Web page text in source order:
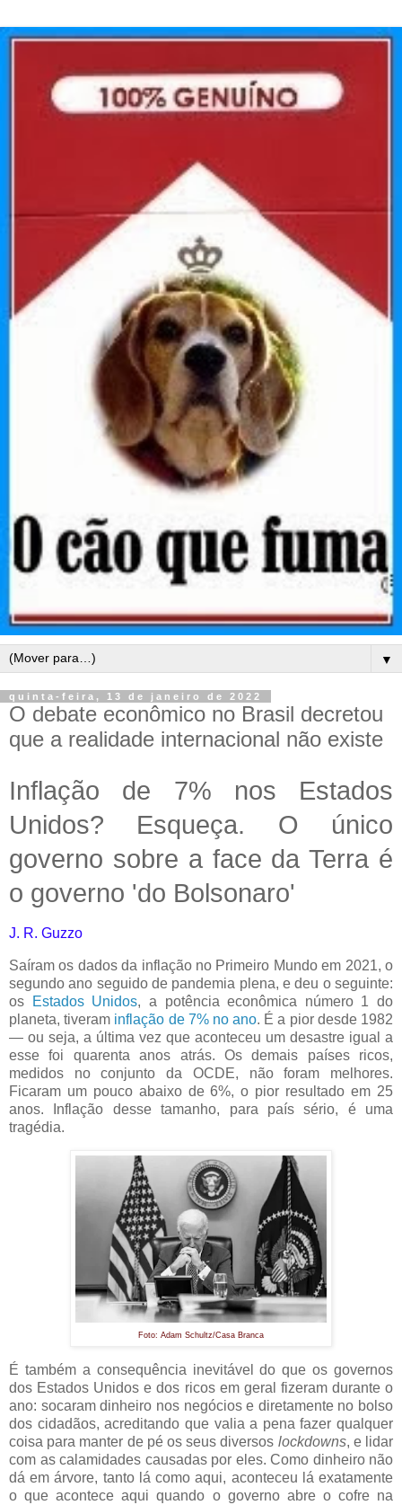
▼
quinta-feira, 13 de janeiro de 2022
O debate econômico no Brasil decretou
que a realidade internacional não existe
Inflação de 7% nos Estados
Unidos? Esqueça. O único
governo sobre a face da Terra é
o governo 'do Bolsonaro'
J. R. Guzzo
Saíram os dados da inflação no Primeiro Mundo em 2021, o
segundo ano seguido de pandemia plena, e deu o seguinte:
os
Estados Unidos, a potência econômica número 1 do
planeta, tiveram inflação de 7% no ano. É a pior desde 1982
— ou seja, a última vez que aconteceu um desastre igual a
esse foi quarenta anos atrás. Os demais países ricos,
medidos no conjunto da OCDE, não foram melhores.
Ficaram um pouco abaixo de 6%, o pior resultado em 25
anos. Inflação desse tamanho, para país sério, é uma
tragédia.
Foto: Adam Schultz/Casa Branca
É também a consequência inevitável do que os governos
dos Estados Unidos e dos ricos em geral fizeram durante o
ano: socaram dinheiro nos negócios e diretamente no bolso
dos cidadãos, acreditando que valia a pena fazer qualquer
coisa para manter de pé os seus diversos lockdowns, e lidar
com as calamidades causadas por eles. Como dinheiro não
dá em árvore, tanto lá como aqui, aconteceu lá exatamente
o que acontece aqui quando o governo abre o cofre na